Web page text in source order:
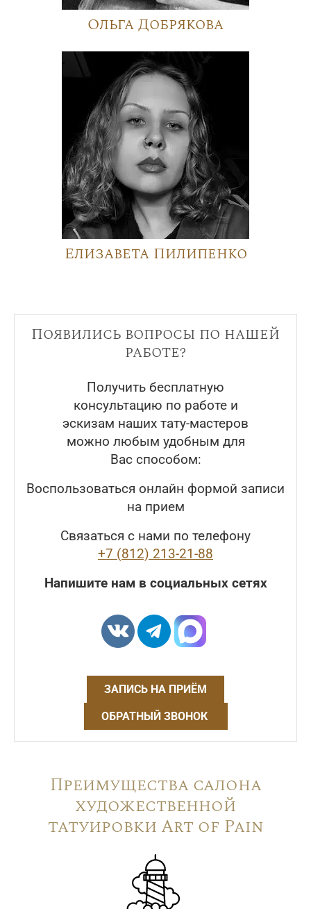
Ольга Добрякова
Елизавета Пилипенко
Появились вопросы по нашей
работе?
Получить бесплатную
консультацию по работе и
эскизам наших тату-мастеров
можно любым удобным для
Вас способом:
Воспользоваться онлайн формой записи
на прием
Связаться с нами по телефону
+7 (812) 213-21-88
Напишите нам в социальных сетях
ЗАПИСЬ НА ПРИЁМ
ОБРАТНЫЙ ЗВОНОК
Преимущества салона
художественной
татуировки Art of Pain